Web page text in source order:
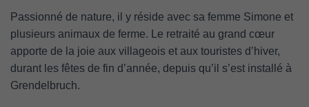
Passionné de nature, il y réside avec sa femme Simone et
plusieurs animaux de ferme. Le retraité au grand cœur
apporte de la joie aux villageois et aux touristes d’hiver,
durant les fêtes de fin d’année, depuis qu’il s’est installé à
Grendelbruch.